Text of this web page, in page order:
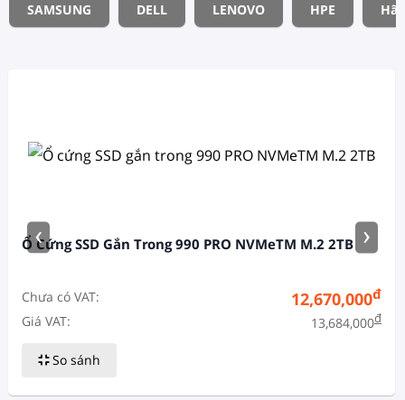
SAMSUNG DELL LENOVO HPE
Ổ Cứng SSD Gắn Trong 990 PRO NVMeTM M.2 2TB
Chưa có VAT: 12,670,000đ
Giá VAT: 13,684,000đ
So sánh
‹ ›